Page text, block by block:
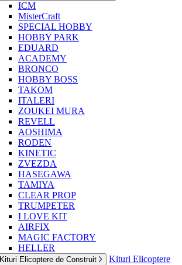
ICM
MisterCraft
SPECIAL HOBBY
HOBBY PARK
EDUARD
ACADEMY
BRONCO
HOBBY BOSS
TAKOM
ITALERI
ZOUKEI MURA
REVELL
AOSHIMA
RODEN
KINETIC
ZVEZDA
HASEGAWA
TAMIYA
CLEAR PROP
TRUMPETER
I LOVE KIT
AIRFIX
MAGIC FACTORY
HELLER
Kituri Elicoptere de Construit
Kituri Elicoptere